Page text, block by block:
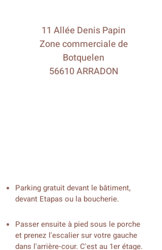
11 Allée Denis Papin
Zone commerciale de
Botquelen
56610 ARRADON
Parking gratuit devant le bâtiment,
devant Etapas ou la boucherie.
Passer ensuite à pied sous le porche
et prenez l'escalier sur votre gauche
dans l'arrière-cour. C'est au 1er étage.